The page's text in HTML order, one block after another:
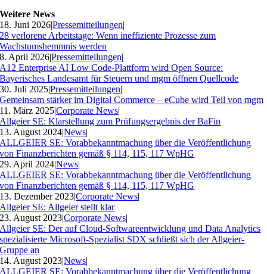
Weitere News
18. Juni 2026|Pressemitteilungen|
28 verlorene Arbeitstage: Wenn ineffiziente Prozesse zum
Wachstumshemmnis werden
8. April 2026|Pressemitteilungen|
A12 Enterprise AI Low Code-Plattform wird Open Source:
Bayerisches Landesamt für Steuern und mgm öffnen Quellcode
30. Juli 2025|Pressemitteilungen|
Gemeinsam stärker im Digital Commerce – eCube wird Teil von mgm
11. März 2025|Corporate News|
Allgeier SE: Klarstellung zum Prüfungsergebnis der BaFin
13. August 2024|News|
ALLGEIER SE: Vorabbekanntmachung über die Veröffentlichung
von Finanzberichten gemäß § 114, 115, 117 WpHG
29. April 2024|News|
ALLGEIER SE: Vorabbekanntmachung über die Veröffentlichung
von Finanzberichten gemäß § 114, 115, 117 WpHG
13. Dezember 2023|Corporate News|
Allgeier SE: Allgeier stellt klar
23. August 2023|Corporate News|
Allgeier SE: Der auf Cloud-Softwareentwicklung und Data Analytics
spezialisierte Microsoft-Spezialist SDX schließt sich der Allgeier-
Gruppe an
14. August 2023|News|
ALLGEIER SE: Vorabbekanntmachung über die Veröffentlichung